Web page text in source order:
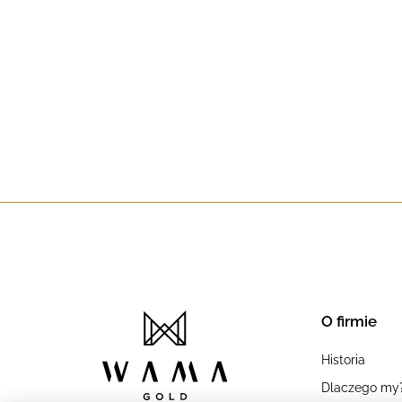
O firmie
Historia
Dlaczego